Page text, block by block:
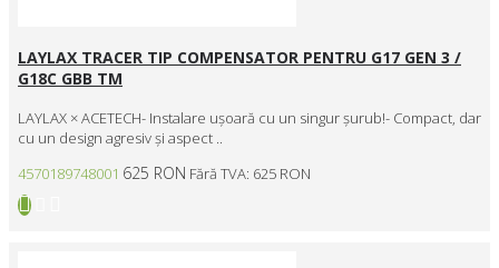
LAYLAX TRACER TIP COMPENSATOR PENTRU G17 GEN 3 /
G18C GBB TM
LAYLAX × ACETECH- Instalare ușoară cu un singur șurub!- Compact, dar
cu un design agresiv și aspect ..
4570189748001 625 RON Fără TVA: 625 RON